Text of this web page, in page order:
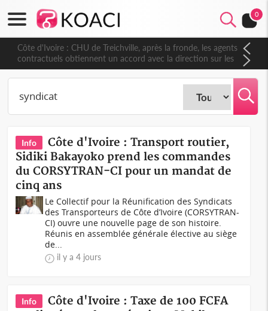
0
Côte d'Ivoire : CHU de Treichville, après la fronde, les agents
contractuels obtiennent un accord avec la direction sur les
arriérés du SMIG 2023
Info
Côte d'Ivoire : Transport routier,
Sidiki Bakayoko prend les commandes
du CORSYTRAN-CI pour un mandat de
cinq ans
Le Collectif pour la Réunification des Syndicats
des Transporteurs de Côte d’Ivoire (CORSYTRAN-
CI) ouvre une nouvelle page de son histoire.
Réunis en assemblée générale élective au siège
de...
il y a 4 jours
Info
Côte d'Ivoire : Taxe de 100 FCFA